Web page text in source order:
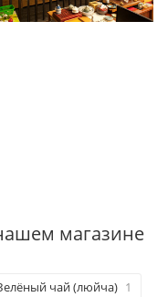
магазине
чай (люйча) 1